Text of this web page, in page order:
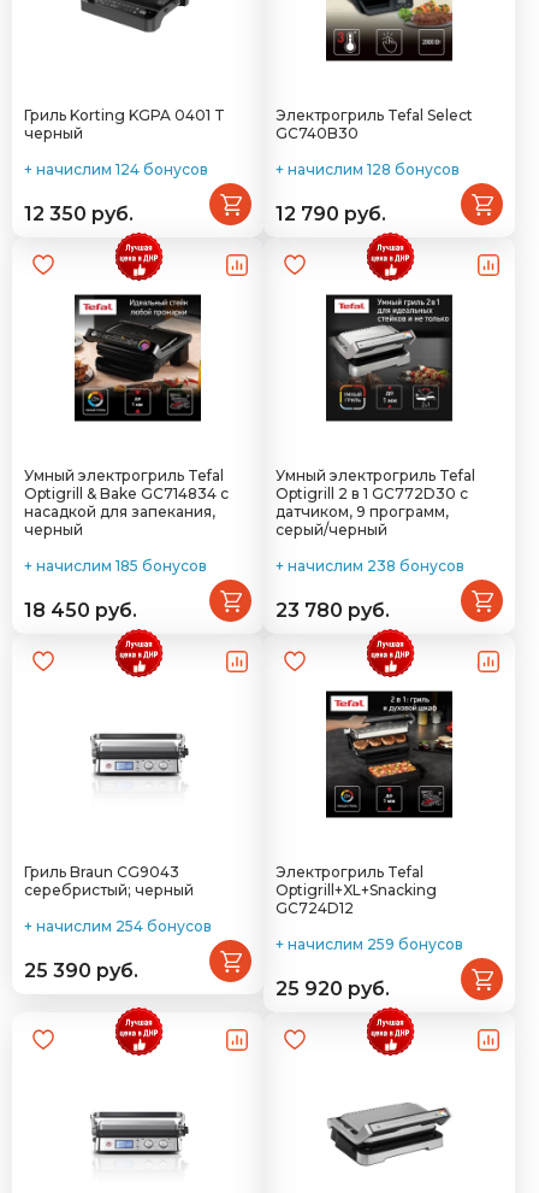
Гриль Korting KGPA 0401 T
черный
+ начислим 124 бонусов
12 350 руб.
Электрогриль Tefal Select
GC740B30
+ начислим 128 бонусов
12 790 руб.
Умный электрогриль Tefal
Optigrill & Bake GC714834 с
насадкой для запекания,
черный
+ начислим 185 бонусов
18 450 руб.
Умный электрогриль Tefal
Optigrill 2 в 1 GC772D30 с
датчиком, 9 программ,
серый/черный
+ начислим 238 бонусов
23 780 руб.
Гриль Braun CG9043
серебристый; черный
+ начислим 254 бонусов
25 390 руб.
Электрогриль Tefal
Optigrill+XL+Snacking
GC724D12
+ начислим 259 бонусов
25 920 руб.